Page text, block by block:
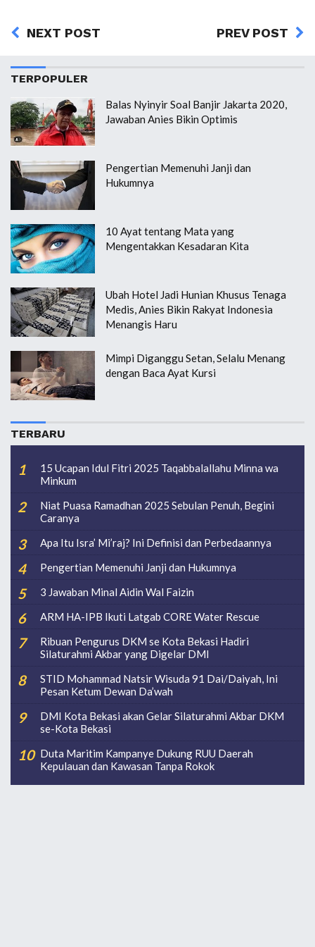
NEXT POST PREV POST
TERPOPULER
Balas Nyinyir Soal Banjir Jakarta 2020,
Jawaban Anies Bikin Optimis
Pengertian Memenuhi Janji dan
Hukumnya
10 Ayat tentang Mata yang
Mengentakkan Kesadaran Kita
Ubah Hotel Jadi Hunian Khusus Tenaga
Medis, Anies Bikin Rakyat Indonesia
Menangis Haru
Mimpi Diganggu Setan, Selalu Menang
dengan Baca Ayat Kursi
TERBARU
15 Ucapan Idul Fitri 2025 Taqabbalallahu Minna wa
Minkum
Niat Puasa Ramadhan 2025 Sebulan Penuh, Begini
Caranya
Apa Itu Isra’ Mi’raj? Ini Definisi dan Perbedaannya
Pengertian Memenuhi Janji dan Hukumnya
3 Jawaban Minal Aidin Wal Faizin
ARM HA-IPB Ikuti Latgab CORE Water Rescue
Ribuan Pengurus DKM se Kota Bekasi Hadiri
Silaturahmi Akbar yang Digelar DMI
STID Mohammad Natsir Wisuda 91 Dai/Daiyah, Ini
Pesan Ketum Dewan Da’wah
DMI Kota Bekasi akan Gelar Silaturahmi Akbar DKM
se-Kota Bekasi
Duta Maritim Kampanye Dukung RUU Daerah
Kepulauan dan Kawasan Tanpa Rokok